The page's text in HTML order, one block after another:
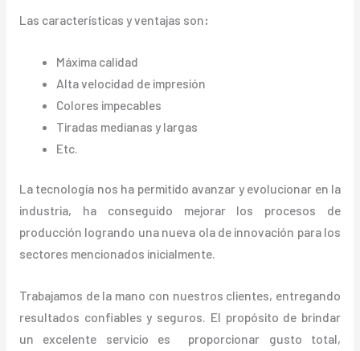
Las características y ventajas son:
Máxima calidad
Alta velocidad de impresión
Colores impecables
Tiradas medianas y largas
Etc.
La tecnología nos ha permitido avanzar y evolucionar en la
industria, ha conseguido mejorar los procesos de
producción logrando una nueva ola de innovación para los
sectores mencionados inicialmente.
Trabajamos de la mano con nuestros clientes, entregando
resultados confiables y seguros. El propósito de brindar
un excelente servicio es proporcionar gusto total,